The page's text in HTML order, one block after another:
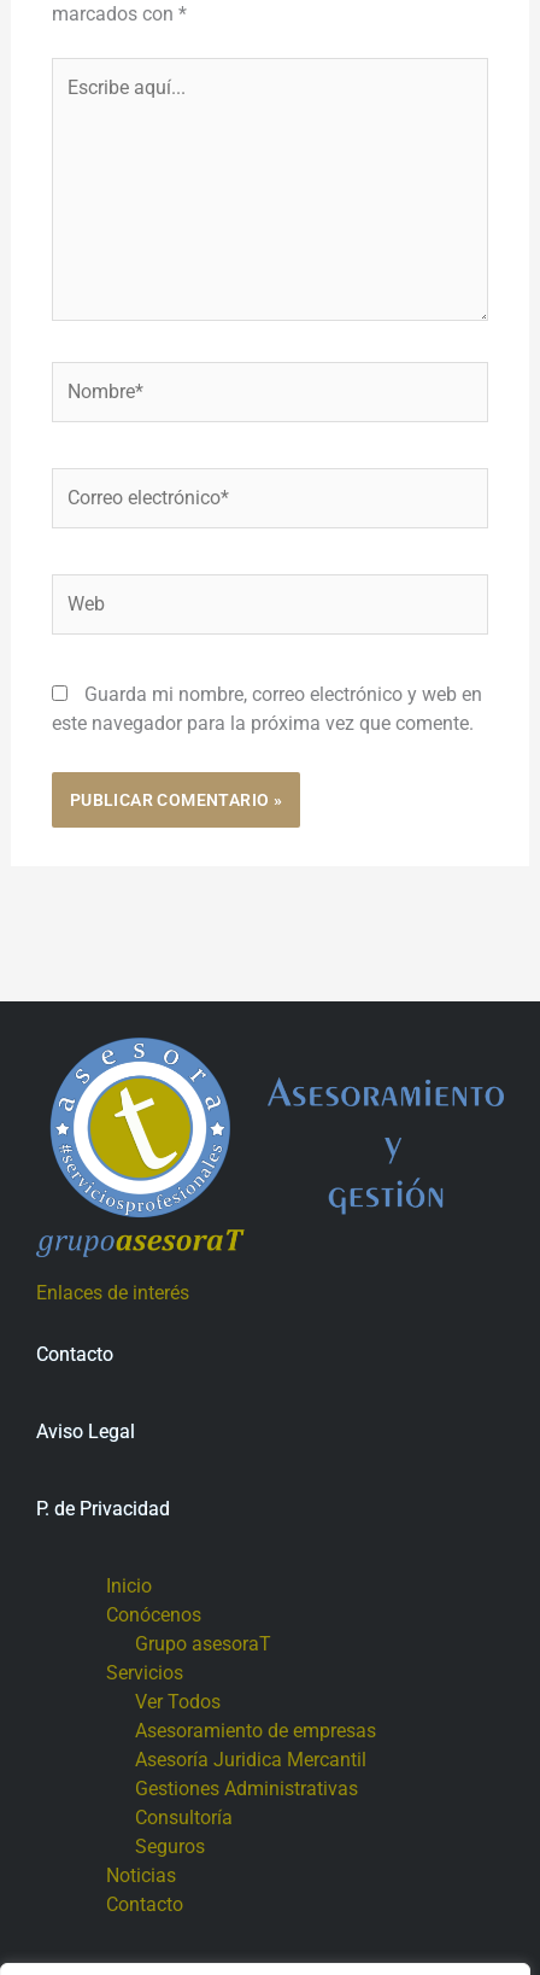
marcados con *
aquí...
electrónico*
Guarda mi nombre, correo electrónico y web en
este navegador para la próxima vez que comente.
Enlaces de interés
Contacto
Aviso Legal
P. de Privacidad
Inicio
Conócenos
Grupo asesoraT
Servicios
Ver Todos
Asesoramiento de empresas
Asesoría Juridica Mercantil
Gestiones Administrativas
Consultoría
Seguros
Noticias
Contacto